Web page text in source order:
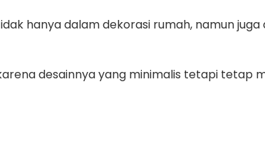
hanya dalam dekorasi rumah, namun juga
desainnya yang minimalis tetapi tetap